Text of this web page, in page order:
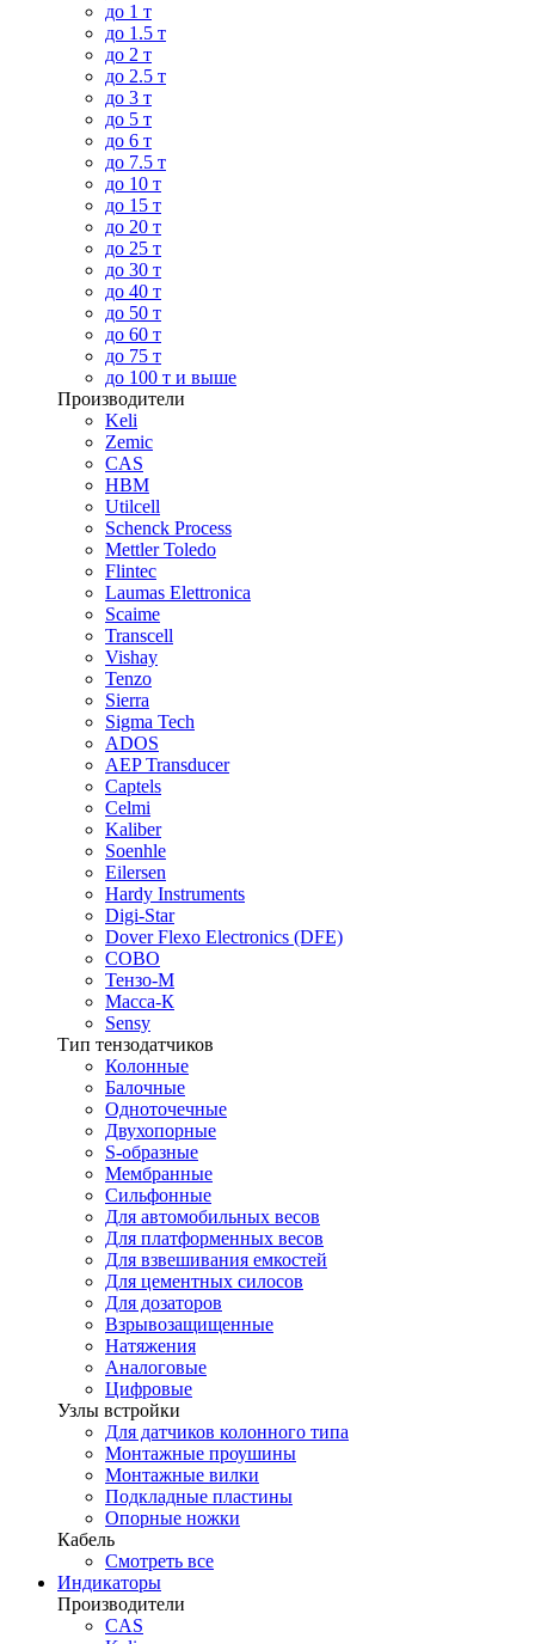
до 1 т
до 1.5 т
до 2 т
до 2.5 т
до 3 т
до 5 т
до 6 т
до 7.5 т
до 10 т
до 15 т
до 20 т
до 25 т
до 30 т
до 40 т
до 50 т
до 60 т
до 75 т
до 100 т и выше
Производители
Keli
Zemic
CAS
HBM
Utilcell
Schenck Process
Mettler Toledo
Flintec
Laumas Elettronica
Scaime
Transcell
Vishay
Tenzo
Sierra
Sigma Tech
ADOS
AEP Transducer
Captels
Celmi
Kaliber
Soenhle
Eilersen
Hardy Instruments
Digi-Star
Dover Flexo Electronics (DFE)
COBO
Тензо-М
Масса-К
Sensy
Тип тензодатчиков
Колонные
Балочные
Одноточечные
Двухопорные
S-образные
Мембранные
Сильфонные
Для автомобильных весов
Для платформенных весов
Для взвешивания емкостей
Для цементных силосов
Для дозаторов
Взрывозащищенные
Натяжения
Аналоговые
Цифровые
Узлы встройки
Для датчиков колонного типа
Монтажные проушины
Монтажные вилки
Подкладные пластины
Опорные ножки
Кабель
Смотреть все
Индикаторы
Производители
CAS